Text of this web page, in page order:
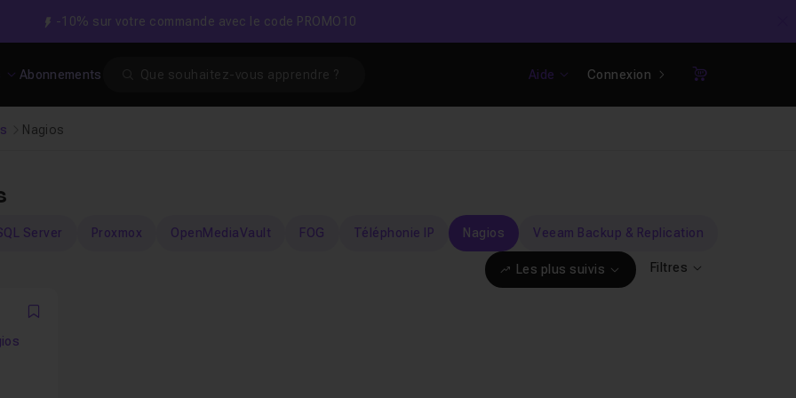
-10% sur votre commande avec le code PROMO10
Abonnements Aide Connexion
Panier
Nagios
Server Proxmox OpenMediaVault FOG Téléphonie IP Nagios Veeam Backup & Replication
Les plus suivis Filtres
Favori